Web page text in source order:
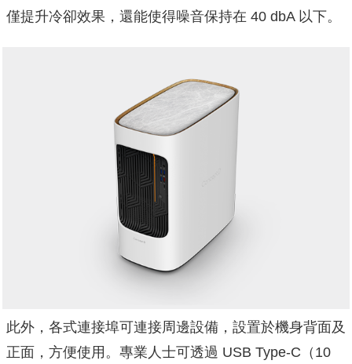
僅提升冷卻效果， 還能使得噪音保持在 40 dbA 以下。
此外，各式連接埠可連接周邊設備，設置於機身背面及
正面， 方便使用。專業人士可透過 USB Type-C（10